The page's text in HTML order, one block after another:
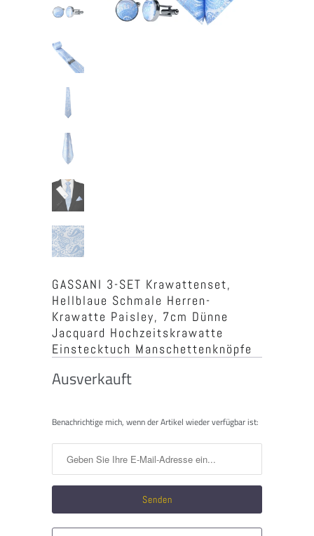
GASSANI 3-SET Krawattenset,
Hellblaue Schmale Herren-
Krawatte Paisley, 7cm Dünne
Jacquard Hochzeitskrawatte
Einstecktuch Manschettenknöpfe
Ausverkauft
Benachrichtigen
wenn
verfügbar
ist:
Benachrichtige mich, wenn der Artikel wieder verfügbar ist: